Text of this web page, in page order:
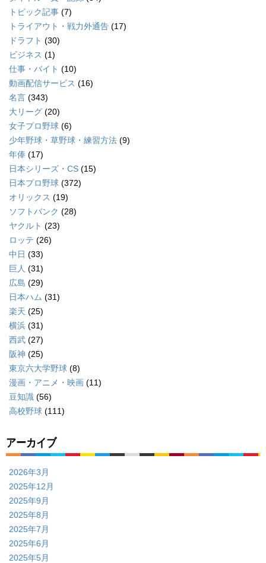
トピック記事 (7)
トライアウト・戦力外通告 (17)
ドラフト (30)
ビジネス (1)
仕事・バイト (10)
動画配信サービス (16)
名言 (343)
大リーグ (20)
女子プロ野球 (6)
少年野球・草野球・練習方法 (9)
年俸 (17)
日本シリーズ・CS (15)
日本プロ野球 (372)
オリックス (19)
ソフトバンク (28)
ヤクルト (23)
ロッテ (26)
中日 (33)
巨人 (31)
広島 (29)
日本ハム (31)
楽天 (25)
横浜 (31)
西武 (27)
阪神 (25)
東京六大学野球 (8)
漫画・アニメ・映画 (11)
豆知識 (56)
高校野球 (111)
アーカイブ
2026年3月
2025年12月
2025年9月
2025年8月
2025年7月
2025年6月
2025年5月